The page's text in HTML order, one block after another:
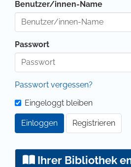
Benutzer/innen-Name
Passwort
Passwort vergessen?
Eingeloggt bleiben
Einloggen Registrieren
Ihrer Bibliothek